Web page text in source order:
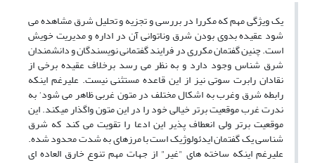
یک ویژگی مهم که مکررا در بررسی و تجزیه و تحلیل شرق مشاهده می
شود عقیده بدوی بودن شرق وناتوانی آن در اداره و مدیریت خویش
است. چنین گفتمان مکرری در فرایند گفتمانی نویسندگان و دانشمندان
شرق شناس وجود دارد و به نظر می رسد برخلاف عقیده برخی از
نقادان رابرت سوتی نیز از این قاعده مستثنی نیست. علیرغم اینکه
رابطه شرق وغرب به اشکال مختلف در متون غربی ظاهر می شود‘ به
ندرت غرب موقعیت برتر خیالی خود را در این متون واگذار میکند. این
موقعیت برتر ولی انعطاف پذیر این ادعا را تقویت می کند که شرق
شناسی یک گفتمان ایدئولوژیک است با مرزهای به شدت محدود شده.
علیرغم اینکه ساخته های "غیر" از جهات مهم تنوع خارق العاده ای